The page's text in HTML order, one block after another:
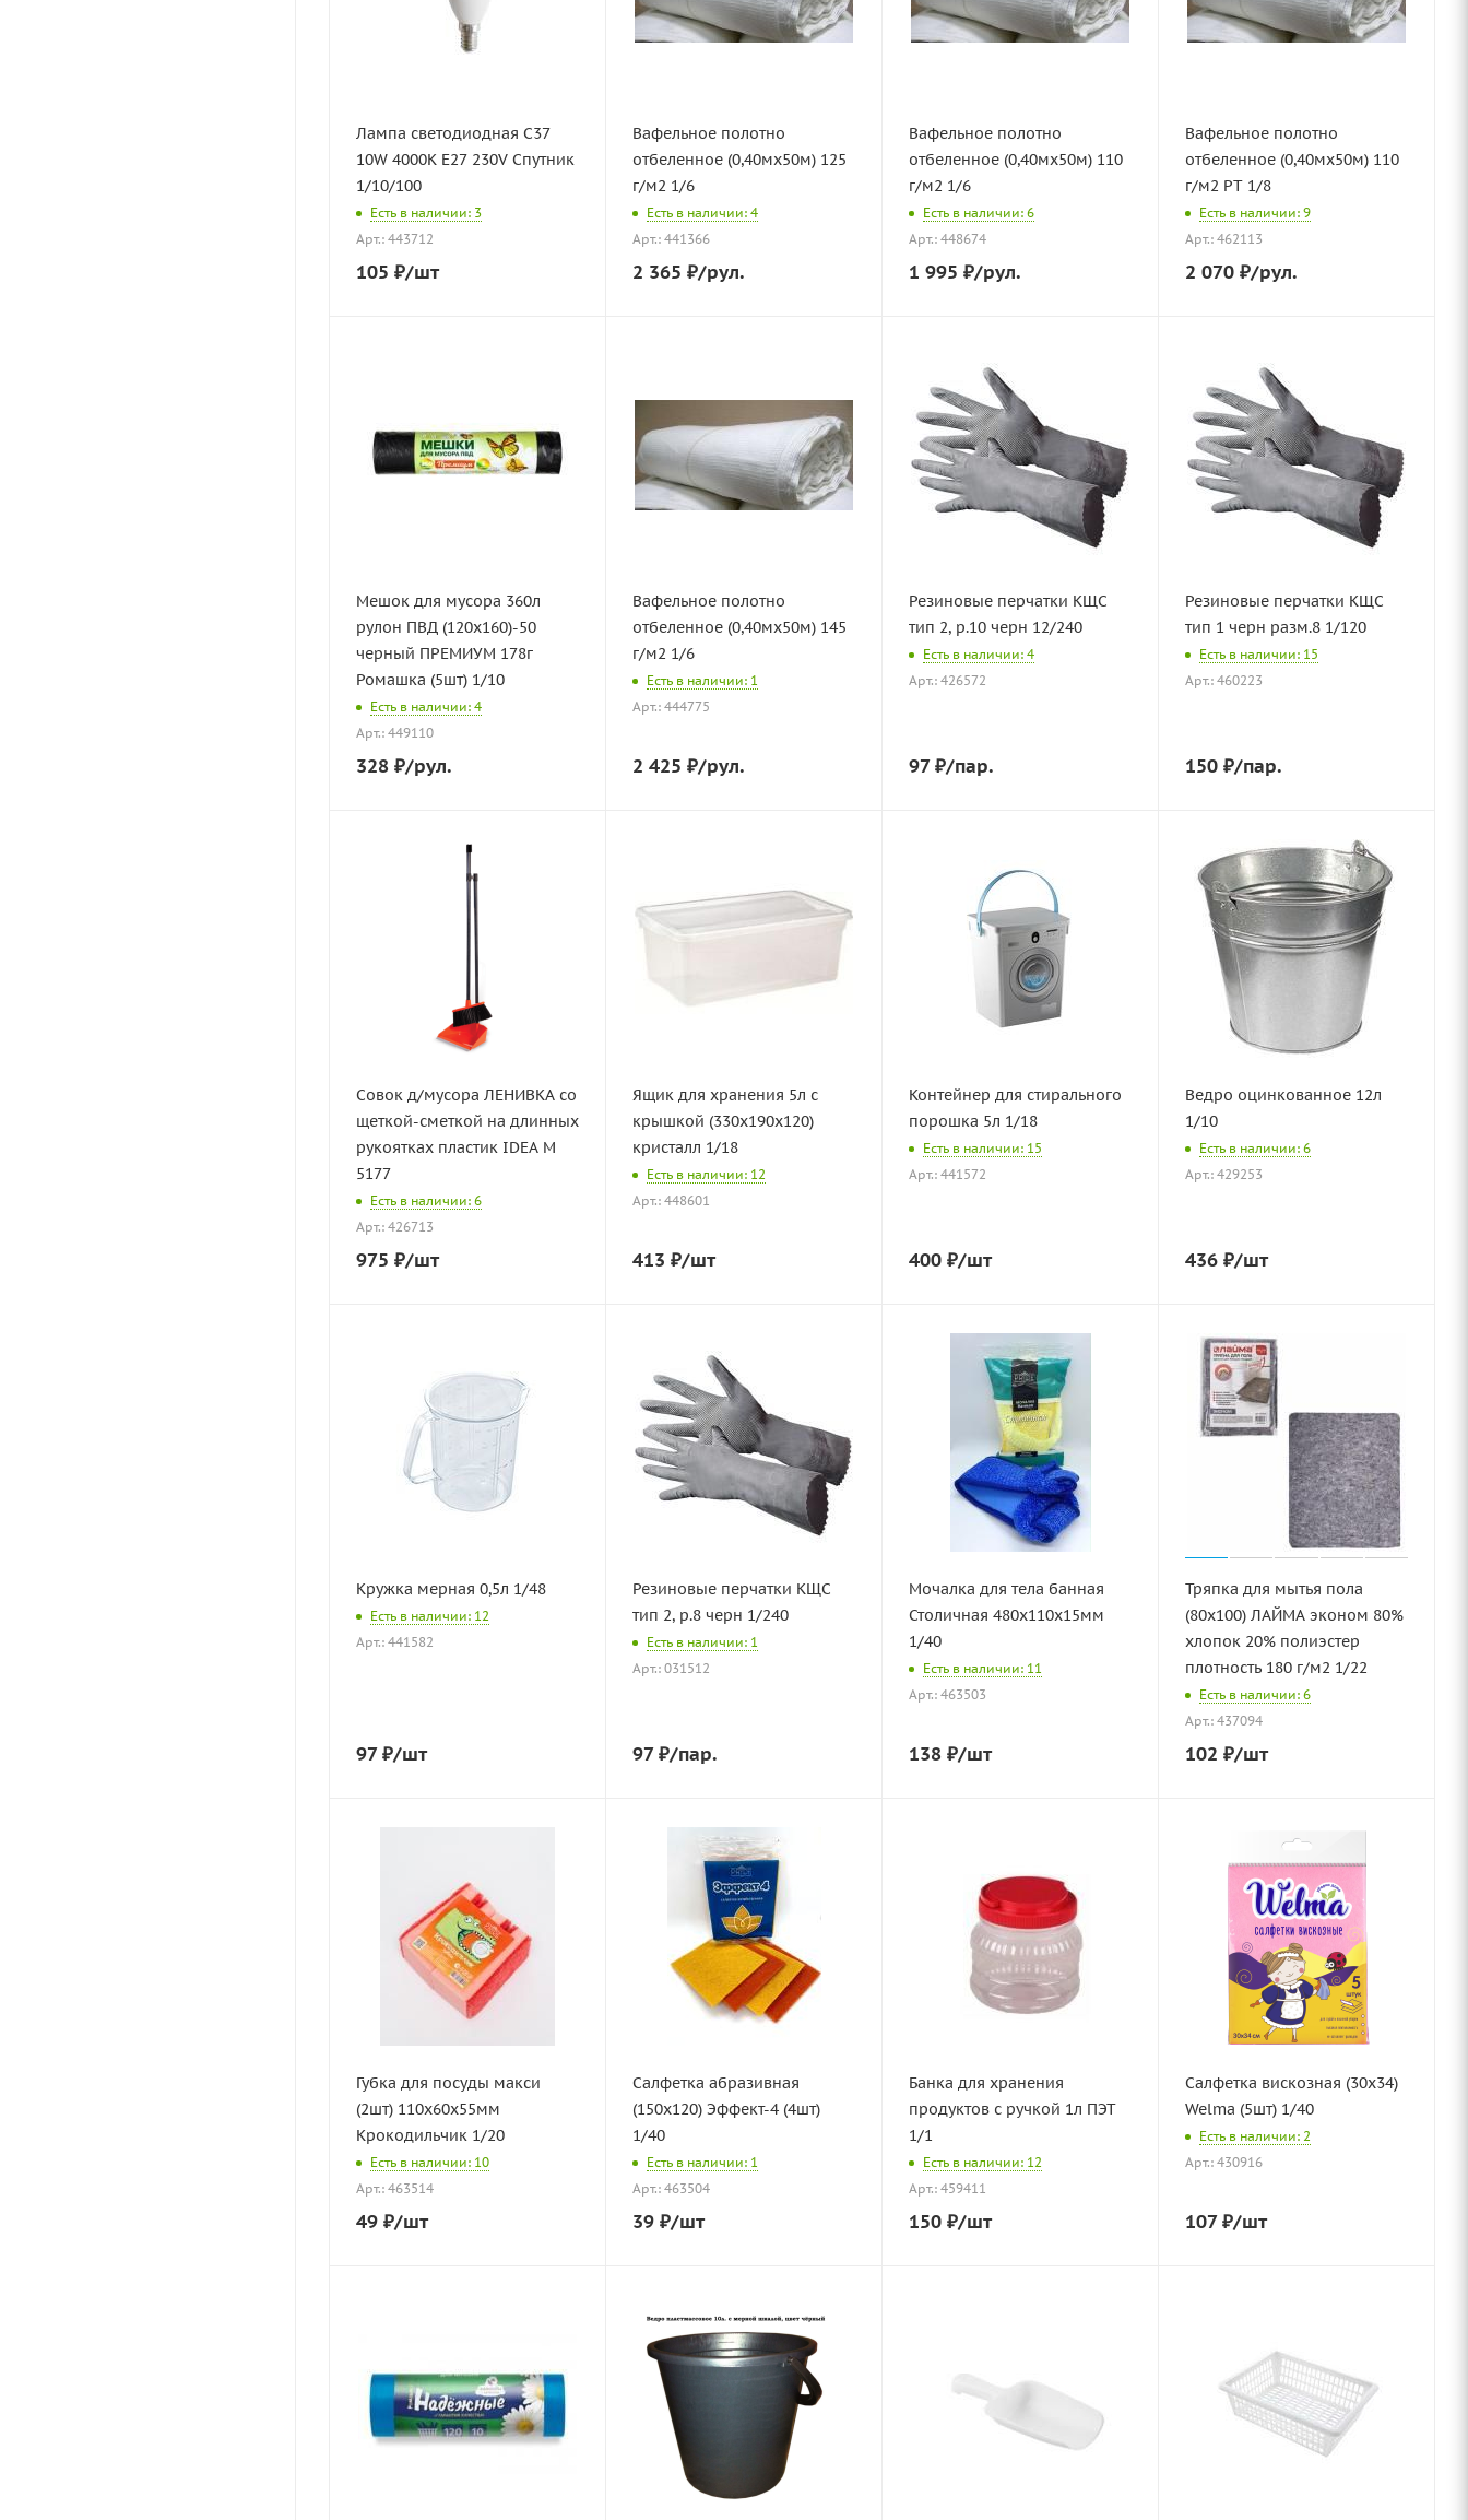
Лампа светодиодная C37
10W 4000K Е27 230V Спутник
1/10/100
Есть в наличии: 3
Арт.: 443712
105 ₽/шт
Вафельное полотно
отбеленное (0,40мх50м) 125
г/м2 1/6
Есть в наличии: 4
Арт.: 441366
2 365 ₽/рул.
Вафельное полотно
отбеленное (0,40мх50м) 110
г/м2 1/6
Есть в наличии: 6
Арт.: 448674
1 995 ₽/рул.
Вафельное полотно
отбеленное (0,40мх50м) 110
г/м2 РТ 1/8
Есть в наличии: 9
Арт.: 462113
2 070 ₽/рул.
Мешок для мусора 360л
рулон ПВД (120х160)-50
черный ПРЕМИУМ 178г
Ромашка (5шт) 1/10
Есть в наличии: 4
Арт.: 449110
328 ₽/рул.
Вафельное полотно
отбеленное (0,40мх50м) 145
г/м2 1/6
Есть в наличии: 1
Арт.: 444775
2 425 ₽/рул.
Резиновые перчатки КЩС
тип 2, р.10 черн 12/240
Есть в наличии: 4
Арт.: 426572
97₽/пар.
Резиновые перчатки КЩС
тип 1 черн разм.8 1/120
Есть в наличии: 15
Арт.: 460223
150 ₽/пар.
Совок д/мусора ЛЕНИВКА со
щеткой-сметкой на длинных
рукоятках пластик IDEA М
5177
Есть в наличии: 6
Арт.: 426713
975 ₽/шт
Ящик для хранения 5л с
крышкой (330х190х120)
кристалл 1/18
Есть в наличии: 12
Арт.: 448601
413 ₽/шт
Контейнер для стирального
порошка 5л 1/18
Есть в наличии: 15
Арт.: 441572
400 ₽/шт
Ведро оцинкованное 12л
1/10
Есть в наличии: 6
Арт.: 429253
436 ₽/шт
Кружка мерная 0,5л 1/48
Есть в наличии: 12
Арт.: 441582
97₽/шт
Резиновые перчатки КЩС
тип 2, р.8 черн 1/240
Есть в наличии: 1
Арт.: 031512
97₽/пар.
Мочалка для тела банная
Столичная 480х110х15мм
1/40
Есть в наличии: 11
Арт.: 463503
138 ₽/шт
Тряпка для мытья пола
(80х100) ЛАЙМА эконом 80%
хлопок 20% полиэстер
плотность 180 г/м2 1/22
Есть в наличии: 6
Арт.: 437094
102 ₽/шт
Губка для посуды макси
(2шт) 110х60х55мм
Крокодильчик 1/20
Есть в наличии: 10
Арт.: 463514
49 ₽/шт
Салфетка абразивная
(150х120) Эффект-4 (4шт)
1/40
Есть в наличии: 1
Арт.: 463504
39 ₽/шт
Банка для хранения
продуктов с ручкой 1л ПЭТ
1/1
Есть в наличии: 12
Арт.: 459411
150 ₽/шт
Салфетка вискозная (30х34)
Welma (5шт) 1/40
Есть в наличии: 2
Арт.: 430916
107₽/шт